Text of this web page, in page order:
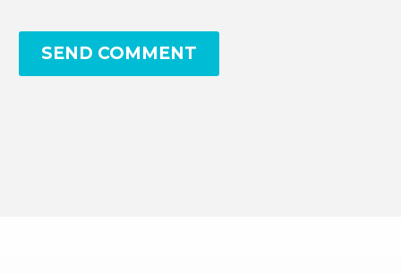
SEND COMMENT